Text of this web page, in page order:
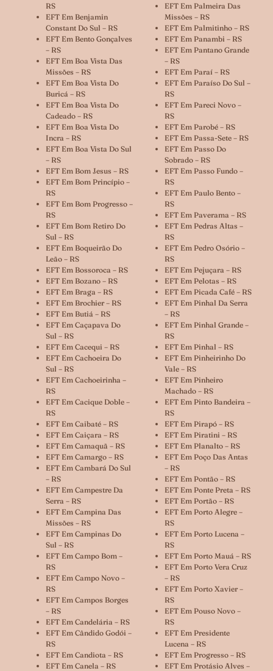
RS
EFT Em Benjamin
Constant Do Sul – RS
EFT Em Bento Gonçalves
– RS
EFT Em Boa Vista Das
Missões – RS
EFT Em Boa Vista Do
Buricá – RS
EFT Em Boa Vista Do
Cadeado – RS
EFT Em Boa Vista Do
Incra – RS
EFT Em Boa Vista Do Sul
– RS
EFT Em Bom Jesus – RS
EFT Em Bom Princípio –
RS
EFT Em Bom Progresso –
RS
EFT Em Bom Retiro Do
Sul – RS
EFT Em Boqueirão Do
Leão – RS
EFT Em Bossoroca – RS
EFT Em Bozano – RS
EFT Em Braga – RS
EFT Em Brochier – RS
EFT Em Butiá – RS
EFT Em Caçapava Do
Sul – RS
EFT Em Cacequi – RS
EFT Em Cachoeira Do
Sul – RS
EFT Em Cachoeirinha –
RS
EFT Em Cacique Doble –
RS
EFT Em Caibaté – RS
EFT Em Caiçara – RS
EFT Em Camaquã – RS
EFT Em Camargo – RS
EFT Em Cambará Do Sul
– RS
EFT Em Campestre Da
Serra – RS
EFT Em Campina Das
Missões – RS
EFT Em Campinas Do
Sul – RS
EFT Em Campo Bom –
RS
EFT Em Campo Novo –
RS
EFT Em Campos Borges
– RS
EFT Em Candelária – RS
EFT Em Cândido Godói –
RS
EFT Em Candiota – RS
EFT Em Canela – RS
EFT Em Palmeira Das
Missões – RS
EFT Em Palmitinho – RS
EFT Em Panambi – RS
EFT Em Pantano Grande
– RS
EFT Em Paraí – RS
EFT Em Paraíso Do Sul –
RS
EFT Em Pareci Novo –
RS
EFT Em Parobé – RS
EFT Em Passa-Sete – RS
EFT Em Passo Do
Sobrado – RS
EFT Em Passo Fundo –
RS
EFT Em Paulo Bento –
RS
EFT Em Paverama – RS
EFT Em Pedras Altas –
RS
EFT Em Pedro Osório –
RS
EFT Em Pejuçara – RS
EFT Em Pelotas – RS
EFT Em Picada Café – RS
EFT Em Pinhal Da Serra
– RS
EFT Em Pinhal Grande –
RS
EFT Em Pinhal – RS
EFT Em Pinheirinho Do
Vale – RS
EFT Em Pinheiro
Machado – RS
EFT Em Pinto Bandeira –
RS
EFT Em Pirapó – RS
EFT Em Piratini – RS
EFT Em Planalto – RS
EFT Em Poço Das Antas
– RS
EFT Em Pontão – RS
EFT Em Ponte Preta – RS
EFT Em Portão – RS
EFT Em Porto Alegre –
RS
EFT Em Porto Lucena –
RS
EFT Em Porto Mauá – RS
EFT Em Porto Vera Cruz
– RS
EFT Em Porto Xavier –
RS
EFT Em Pouso Novo –
RS
EFT Em Presidente
Lucena – RS
EFT Em Progresso – RS
EFT Em Protásio Alves –